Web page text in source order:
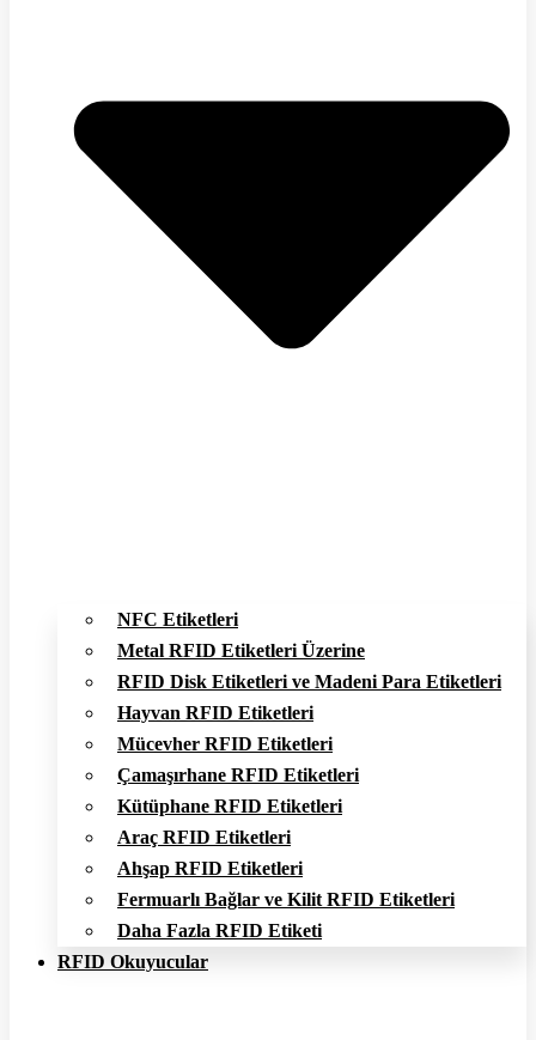
NFC Etiketleri
Metal RFID Etiketleri Üzerine
RFID Disk Etiketleri ve Madeni Para Etiketleri
Hayvan RFID Etiketleri
Mücevher RFID Etiketleri
Çamaşırhane RFID Etiketleri
Kütüphane RFID Etiketleri
Araç RFID Etiketleri
Ahşap RFID Etiketleri
Fermuarlı Bağlar ve Kilit RFID Etiketleri
Daha Fazla RFID Etiketi
RFID Okuyucular